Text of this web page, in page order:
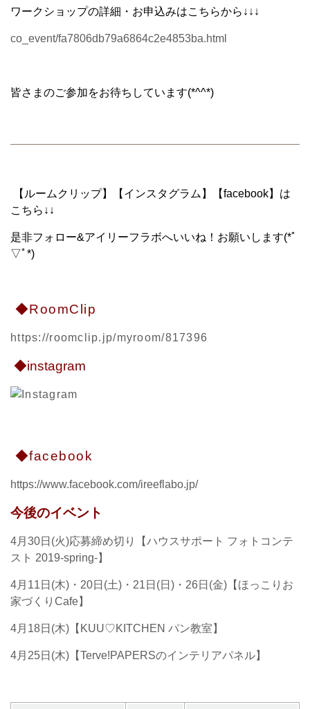
ワークショップの詳細・お申込みはこちらから↓↓↓
co_event/fa7806db79a6864c2e4853ba.html
皆さまのご参加をお待ちしています(*^^*)
【ルームクリップ】【インスタグラム】【facebook】は
こちら↓↓
是非フォロー&アイリーフラボへいいね！お願いします(*ﾟ
▽ﾟ*)
◆RoomClip
https://roomclip.jp/myroom/817396
◆instagram
◆facebook
https://www.facebook.com/ireeflabo.jp/
今後のイベント
4月30日(火)応募締め切り【ハウスサポート フォトコンテ
スト 2019-spring-】
4月11日(木)・20日(土)・21日(日)・26日(金)【ほっこりお
家づくりCafe】
4月18日(木)【KUU♡KITCHEN パン教室】
4月25日(木)【Terve!PAPERSのインテリアパネル】